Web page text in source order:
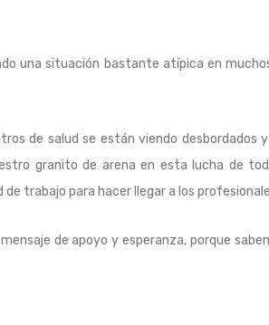
una situación bastante atípica en
de salud se están viendo
granito de arena en esta lucha de
trabajo para hacer llegar a los
de apoyo y esperanza, porque